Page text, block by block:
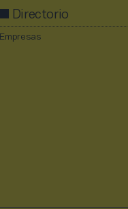
Directorio
Empresas